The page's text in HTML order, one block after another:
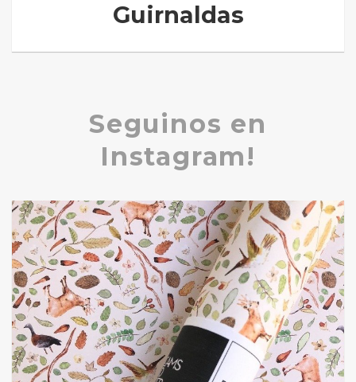
Guirnaldas
Seguinos en
Instagram!